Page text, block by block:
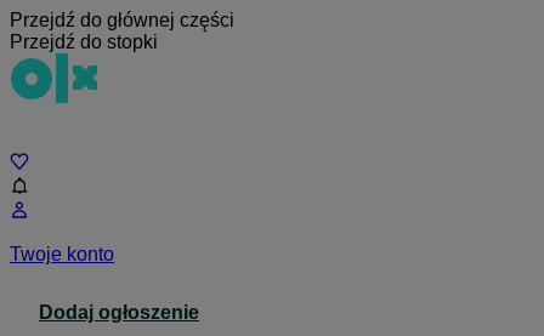
Przejdź do głównej części
Przejdź do stopki
Twoje konto
Dodaj ogłoszenie